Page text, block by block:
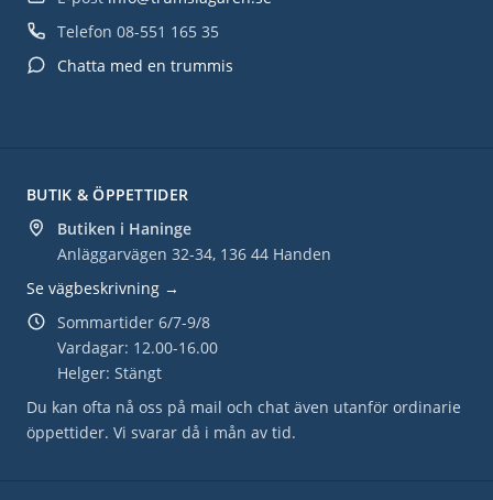
BUTIK & ÖPPETTIDER
Butiken i Haninge
Anläggarvägen 32-34, 136 44 Handen
Se vägbeskrivning →
Sommartider 6/7-9/8
Vardagar: 12.00-16.00
Helger: Stängt
Du kan ofta nå oss på mail och chat även utanför ordinarie
öppettider. Vi svarar då i mån av tid.
Telefon 08-551 165 35
Chatta med en trummis